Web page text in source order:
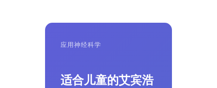
应用神经科学
适合儿童的艾宾浩